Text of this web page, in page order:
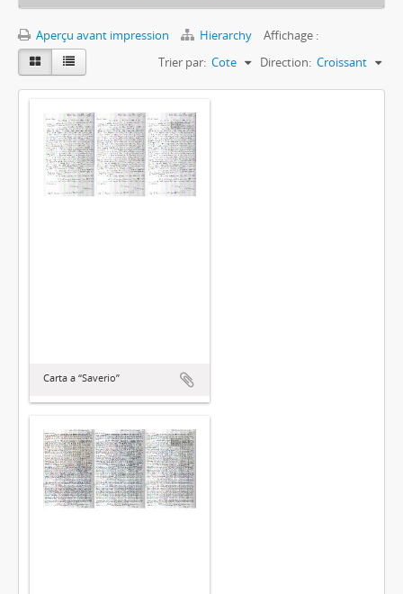
Aperçu avant impression Hierarchy
Affichage :
Trier par: Cote Direction: Croissant
Carta a “Saverio”